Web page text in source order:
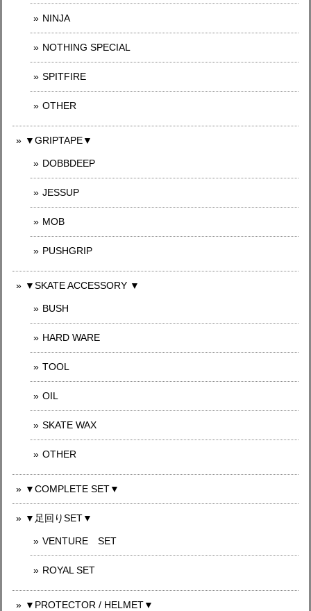
NINJA
NOTHING SPECIAL
SPITFIRE
OTHER
▼GRIPTAPE▼
DOBBDEEP
JESSUP
MOB
PUSHGRIP
▼SKATE ACCESSORY ▼
BUSH
HARD WARE
TOOL
OIL
SKATE WAX
OTHER
▼COMPLETE SET▼
▼足回りSET▼
VENTURE SET
ROYAL SET
▼PROTECTOR / HELMET▼